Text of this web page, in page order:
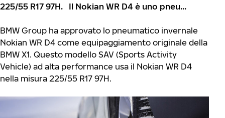
225/55 R17 97H. Il Nokian WR D4 è uno pneu...
BMW Group ha approvato lo pneumatico invernale
Nokian WR D4 come equipaggiamento originale della
BMW X1. Questo modello SAV (Sports Activity
Vehicle) ad alta performance usa il Nokian WR D4
nella misura 225/55 R17 97H.